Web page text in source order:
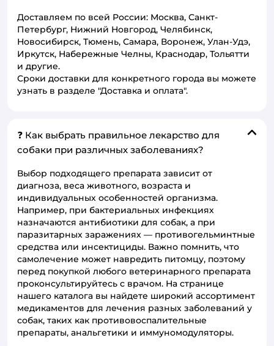
Доставляем по всей России: Москва, Санкт-
Петербург, Нижний Новгород, Челябинск,
Новосибирск, Тюмень, Самара, Воронеж, Улан-Удэ,
Иркутск, Набережные Челны, Краснодар, Тольятти
и другие.
Сроки доставки для конкретного города вы можете
узнать в разделе "Доставка и оплата".
❓ Как выбрать правильное лекарство для
собаки при различных заболеваниях?
Выбор подходящего препарата зависит от
диагноза, веса животного, возраста и
индивидуальных особенностей организма.
Например, при бактериальных инфекциях
назначаются антибиотики для собак, а при
паразитарных заражениях — противогельминтные
средства или инсектициды. Важно помнить, что
самолечение может навредить питомцу, поэтому
перед покупкой любого ветеринарного препарата
проконсультируйтесь с врачом. На странице
нашего каталога вы найдете широкий ассортимент
медикаментов для лечения разных заболеваний у
собак, таких как противовоспалительные
препараты, анальгетики и иммуномодуляторы.